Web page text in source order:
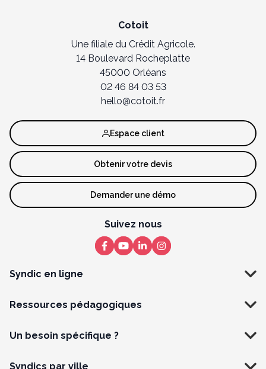
Cotoit
Une filiale du Crédit Agricole.
14 Boulevard Rocheplatte
45000 Orléans
02 46 84 03 53
hello@cotoit.fr
Syndic en ligne
Ressources pédagogiques
Un besoin spécifique ?
Espace client
Obtenir votre devis
Demander une démo
Suivez nous
Syndics par ville